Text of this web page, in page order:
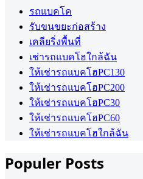
รถแบคโค
รับขนขยะก่อสร้าง
เคลียริ่งพื้นที่
เช่ารถแบคโฮใกล้ฉัน
ให้เช่ารถแบคโฮPC130
ให้เช่ารถแบคโฮPC200
ให้เช่ารถแบคโฮPC30
ให้เช่ารถแบคโฮPC60
ให้เช่ารถแบคโฮใกล้ฉัน
Populer Posts